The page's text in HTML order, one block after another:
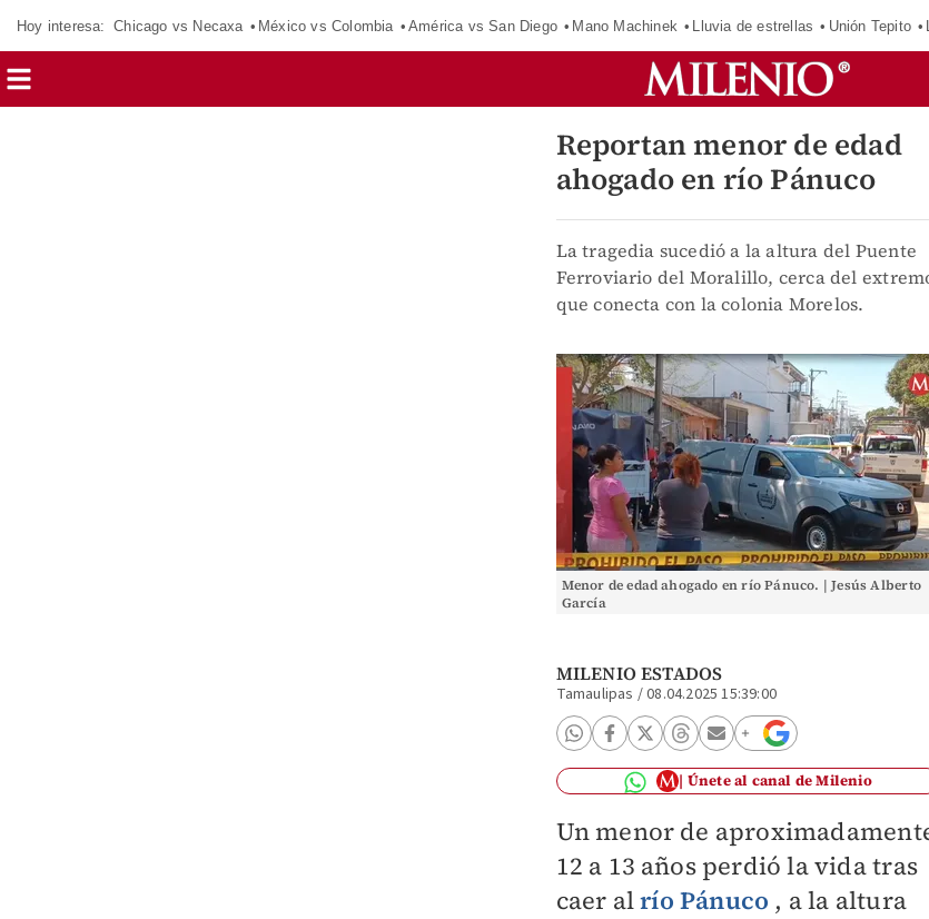
Hoy interesa: Chicago vs Necaxa México vs Colombia América vs San Diego Mano Machinek Lluvia de estrellas Unión Tepito
Reportan menor de edad
ahogado en río Pánuco
La tragedia sucedió a la altura del Puente
Ferroviario del Moralillo, cerca del
que conecta con la colonia Morelos.
Menor de edad ahogado en río Pánuco. | Jesús Alberto
García
MILENIO ESTADOS
Tamaulipas /08.04.2025 15:39:00
Únete al canal de Milenio
Un menor de
12 a 13 años perdió la vida tras
caer alrío Pánuco , a la altura